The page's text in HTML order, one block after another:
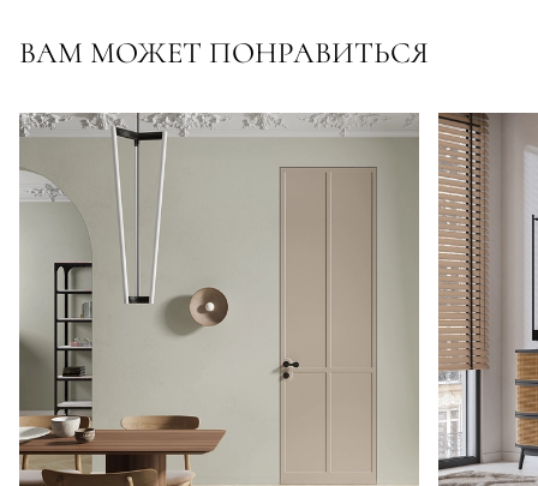
ВАМ МОЖЕТ ПОНРАВИТЬСЯ